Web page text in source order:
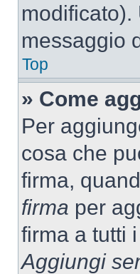
messaggio
Top
» Come
Per
cosa che
firma,
firma per
firma a tutti
Aggiungi